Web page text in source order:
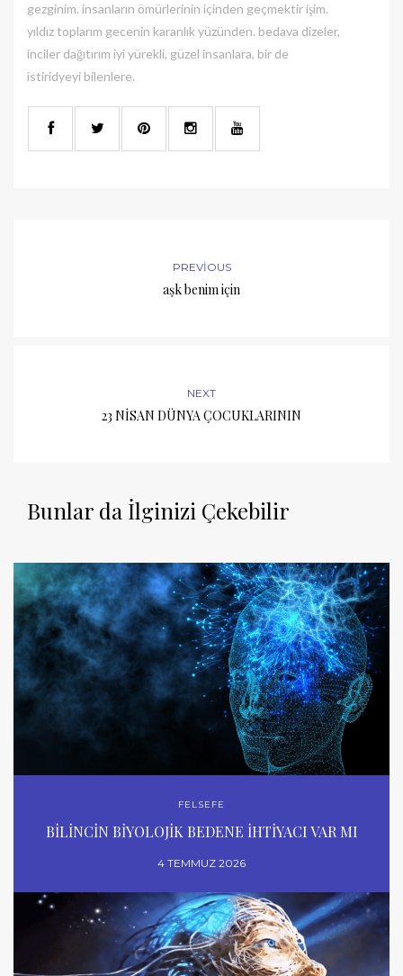
gezginim. insanların ömürlerinin içinden geçmektir işim.
yıldız toplarım gecenin karanlık yüzünden. bedava dizeler,
inciler dağıtırım iyi yürekli, güzel insanlara, bir de
istiridyeyi bilenlere.
PREVIOUS
aşk benim için
NEXT
23 NİSAN DÜNYA ÇOCUKLARININ
Bunlar da İlginizi Çekebilir
FELSEFE
BİLİNCİN BİYOLOJİK BEDENE İHTİYACI VAR MI
4 TEMMUZ 2026